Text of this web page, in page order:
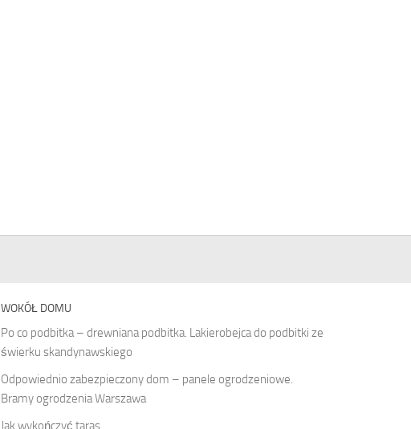
WOKÓŁ DOMU
Po co podbitka – drewniana podbitka. Lakierobejca do podbitki ze
świerku skandynawskiego
Odpowiednio zabezpieczony dom – panele ogrodzeniowe.
Bramy ogrodzenia Warszawa
Jak wykończyć taras